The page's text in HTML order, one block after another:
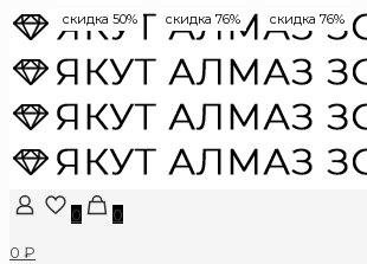
0
0
0 ₽
скидка 50% скидка 76% скидка 76%